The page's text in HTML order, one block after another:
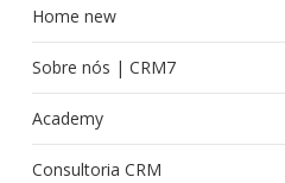
Home new
Sobre nós | CRM7
Academy
Consultoria CRM